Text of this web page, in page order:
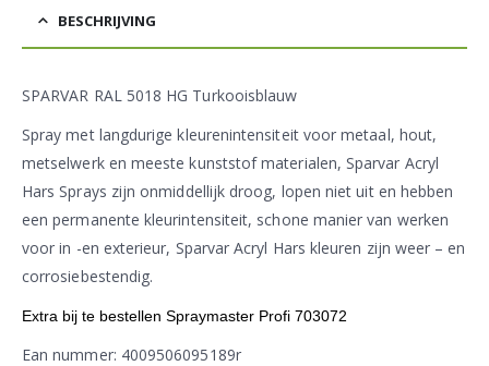
BESCHRIJVING
SPARVAR RAL 5018 HG Turkooisblauw
Spray met langdurige kleurenintensiteit voor metaal, hout,
metselwerk en meeste kunststof materialen, Sparvar Acryl
Hars Sprays zijn onmiddellijk droog, lopen niet uit en hebben
een permanente kleurintensiteit, schone manier van werken
voor in -en exterieur, Sparvar Acryl Hars kleuren zijn weer – en
corrosiebestendig.
Extra bij te bestellen Spraymaster Profi 703072
Ean nummer: 4009506095189r